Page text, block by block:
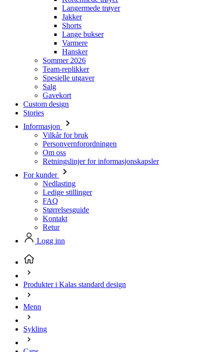
Langermede trøyer
Jakker
Shorts
Lange bukser
Varmere
Hansker
Sommer 2026
Team-replikker
Spesielle utgaver
Salg
Gavekort
Custom design
Stories
Informasjon
Vilkår for bruk
Personvernforordningen
Om oss
Retningslinjer for informasjonskapsler
For kunder
Nedlasting
Ledige stillinger
FAQ
Størrelsesguide
Kontakt
Retur
Logg inn
Produkter i Kalas standard design
Menn
Sykling